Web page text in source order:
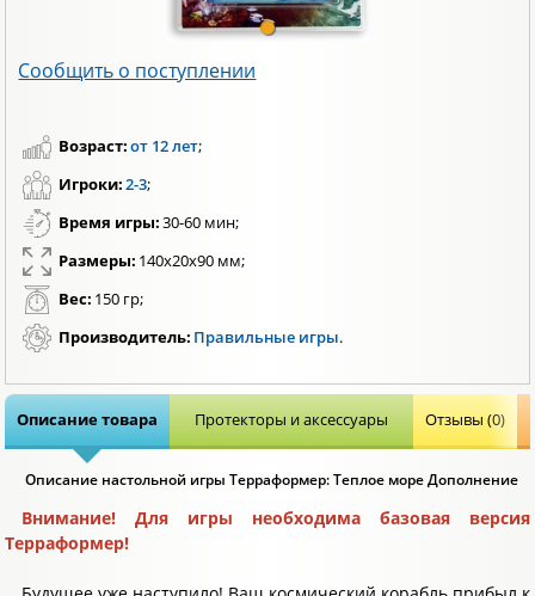
Сообщить о поступлении
Возраст:от 12 лет;
Игроки:2-3;
Время игры:30-60 мин;
Размеры: 140x20x90 мм;
Вес: 150 гр;
Производитель: Правильные игры.
Описание товара Протекторы и аксессуары Отзывы (0)
Описание настольной игры Терраформер: Теплое море Дополнение
Внимание! Для игры необходима базовая версия
Терраформер!